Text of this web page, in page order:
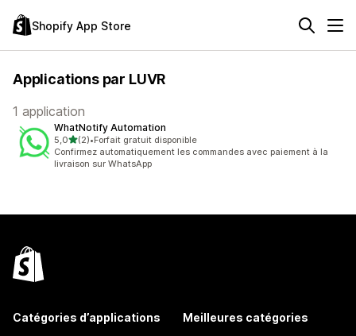
Shopify App Store
Applications par LUVR
1 application
WhatNotify Automation
5,0étoile(s) sur 5
(2)
2 avis au total
•Forfait gratuit disponible
Confirmez automatiquement les commandes avec paiement à la
livraison sur WhatsApp
Catégories d’applications Meilleures catégories